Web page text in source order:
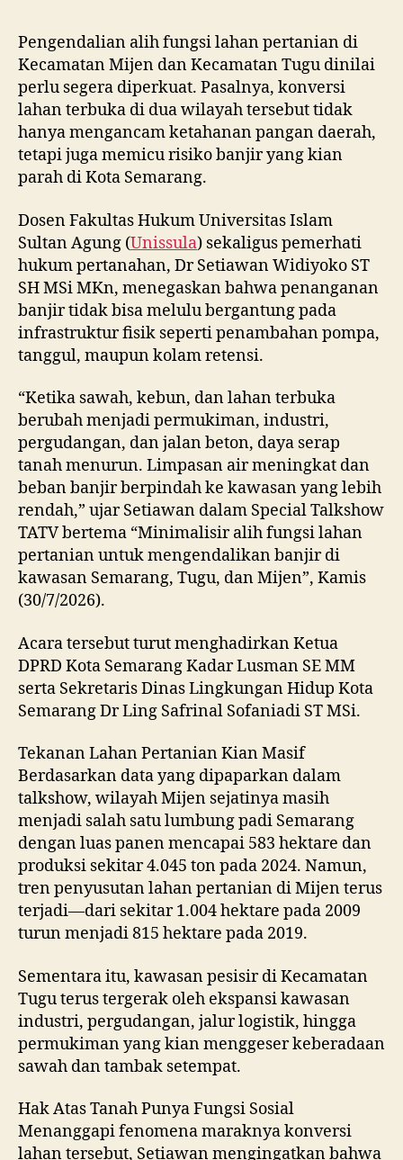
Pengendalian alih fungsi lahan pertanian di
Kecamatan Mijen dan Kecamatan Tugu dinilai
perlu segera diperkuat. Pasalnya, konversi
lahan terbuka di dua wilayah tersebut tidak
hanya mengancam ketahanan pangan daerah,
tetapi juga memicu risiko banjir yang kian
parah di Kota Semarang.
Dosen Fakultas Hukum Universitas Islam
Sultan Agung (Unissula) sekaligus pemerhati
hukum pertanahan, Dr Setiawan Widiyoko ST
SH MSi MKn, menegaskan bahwa penanganan
banjir tidak bisa melulu bergantung pada
infrastruktur fisik seperti penambahan pompa,
tanggul, maupun kolam retensi.
“Ketika sawah, kebun, dan lahan terbuka
berubah menjadi permukiman, industri,
pergudangan, dan jalan beton, daya serap
tanah menurun. Limpasan air meningkat dan
beban banjir berpindah ke kawasan yang lebih
rendah,” ujar Setiawan dalam Special Talkshow
TATV bertema “Minimalisir alih fungsi lahan
pertanian untuk mengendalikan banjir di
kawasan Semarang, Tugu, dan Mijen”, Kamis
(30/7/2026).
Acara tersebut turut menghadirkan Ketua
DPRD Kota Semarang Kadar Lusman SE MM
serta Sekretaris Dinas Lingkungan Hidup Kota
Semarang Dr Ling Safrinal Sofaniadi ST MSi.
Tekanan Lahan Pertanian Kian Masif
Berdasarkan data yang dipaparkan dalam
talkshow, wilayah Mijen sejatinya masih
menjadi salah satu lumbung padi Semarang
dengan luas panen mencapai 583 hektare dan
produksi sekitar 4.045 ton pada 2024. Namun,
tren penyusutan lahan pertanian di Mijen terus
terjadi—dari sekitar 1.004 hektare pada 2009
turun menjadi 815 hektare pada 2019.
Sementara itu, kawasan pesisir di Kecamatan
Tugu terus tergerak oleh ekspansi kawasan
industri, pergudangan, jalur logistik, hingga
permukiman yang kian menggeser keberadaan
sawah dan tambak setempat.
Hak Atas Tanah Punya Fungsi Sosial
Menanggapi fenomena maraknya konversi
lahan tersebut, Setiawan mengingatkan bahwa